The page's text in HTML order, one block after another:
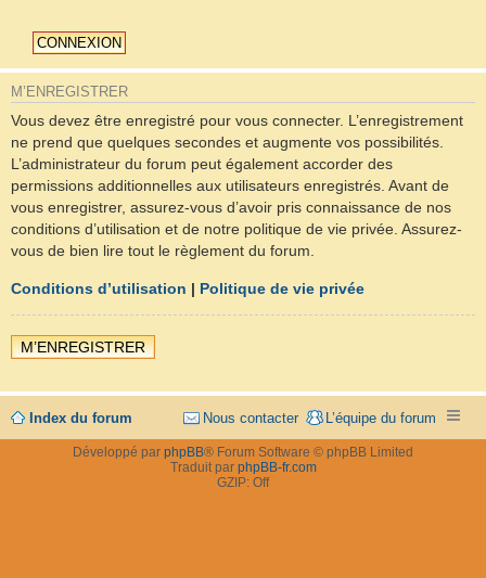
M’ENREGISTRER
Vous devez être enregistré pour vous connecter. L’enregistrement
ne prend que quelques secondes et augmente vos possibilités.
L’administrateur du forum peut également accorder des
permissions additionnelles aux utilisateurs enregistrés. Avant de
vous enregistrer, assurez-vous d’avoir pris connaissance de nos
conditions d’utilisation et de notre politique de vie privée. Assurez-
vous de bien lire tout le règlement du forum.
Conditions d’utilisation | Politique de vie privée
M’ENREGISTRER
Index du forum L’équipe du forum
Nous contacter
Développé par phpBB® Forum Software © phpBB Limited
Traduit par phpBB-fr.com
GZIP: Off